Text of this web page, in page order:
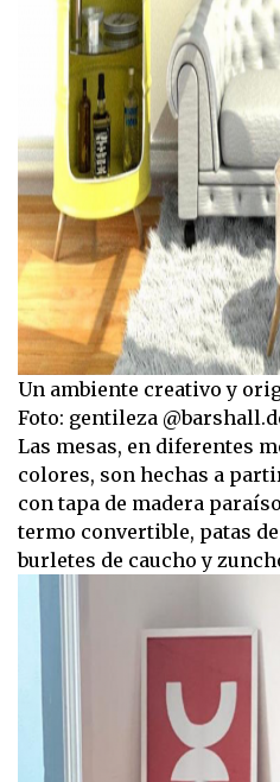
Un ambiente creativo y
Foto: gentileza
Las mesas, en diferentes
colores, son hechas a
con tapa de madera
termo convertible, patas
burletes de caucho y